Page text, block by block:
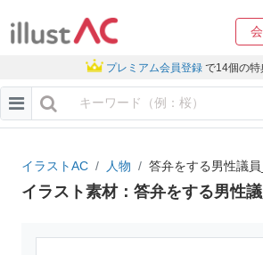
プレミアム会員登録 で14個の特
イラストAC 人物 答弁をする男性議員
イラスト素材：答弁をする男性